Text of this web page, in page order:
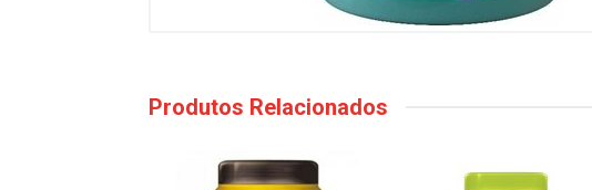
Produtos Relacionados